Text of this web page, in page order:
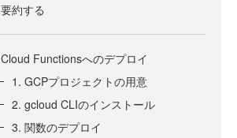
要約する
Cloud Functionsへのデプロイ
1. GCPプロジェクトの用意
2. gcloud CLIのインストール
3. 関数のデプロイ